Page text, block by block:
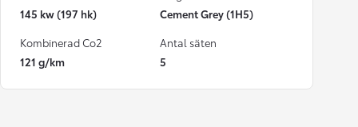
145 kw (197 hk)
Cement Grey (1H5)
Kombinerad Co2
121 g/km
Antal säten
5